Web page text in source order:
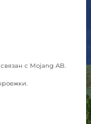
с Mojang AB.